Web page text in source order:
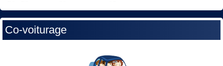
Co-voiturage